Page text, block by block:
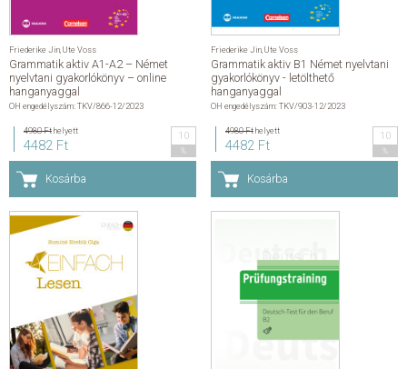
Friederike Jin Ute Voss
Grammatik aktiv A1-A2 – Német
nyelvtani gyakorlókönyv – online
hanganyaggal
OH engedélyszám: TKV/866-12/2023
4980 Fthelyett
4482 Ft
10
Kosárba
Friederike Jin Ute Voss
Grammatik aktiv B1 Német nyelvtani
gyakorlókönyv - letölthető
hanganyaggal
OH engedélyszám: TKV/903-12/2023
4980 Fthelyett
4482 Ft
10
Kosárba